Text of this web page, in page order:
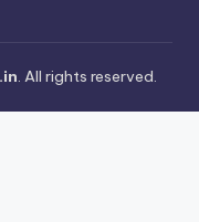
. All rights reserved.